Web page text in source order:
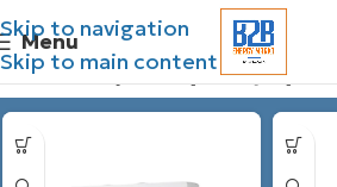
Skip to navigation
Skip to main content
Menu
Διάθεσιμες προσφορές